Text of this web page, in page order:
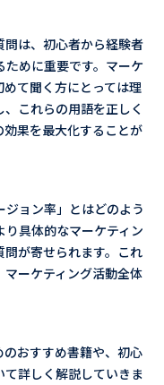
は、初心者から経験者
めに重要です。マーケ
て聞く方にとっては理
これらの用語を正しく
果を最大化することが
ョン率」とはどのよう
具体的なマーケティン
が寄せられます。これ
ーケティング活動全体
おすすめ書籍や、初心
詳しく解説していきま